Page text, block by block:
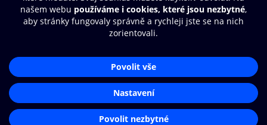
© O2 Czech Republic a.s.
Přístupnost
Zásady zpracování osobních údajů
Nastavení cookies
Aplikace O2 Knihovna
Čti a poslouchej své e-knihy a
audioknihy rychleji a pohodlněji.